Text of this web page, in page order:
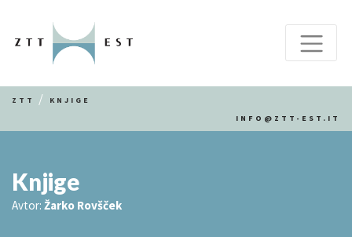
ZTT
KNJIGE
INFO@ZTT-EST.IT
Knjige
Avtor: Žarko Rovšček